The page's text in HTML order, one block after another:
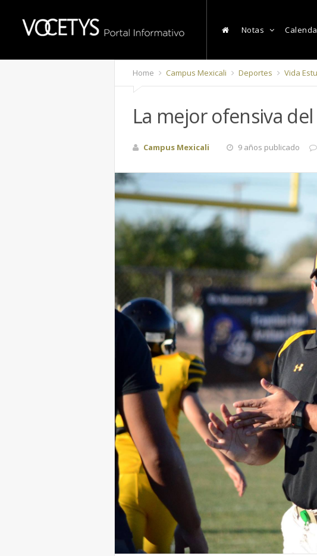
Notas
Home Campus Mexicali Deportes Vida
La mejor ofensiva
Campus Mexicali 9 años publicado